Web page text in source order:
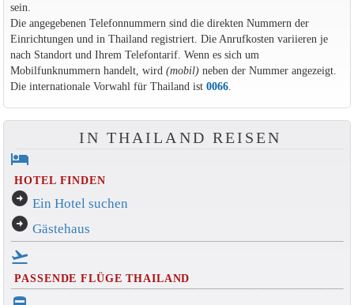
sein.
Die angegebenen Telefonnummern sind die direkten Nummern der
Einrichtungen und in Thailand registriert. Die Anrufkosten variieren je
nach Standort und Ihrem Telefontarif. Wenn es sich um
Mobilfunknummern handelt, wird (mobil)neben der Nummer angezeigt.
Die internationale Vorwahl für Thailand ist 0066.
IN THAILAND REISEN
hotel
HOTEL FINDEN
arrow_circle_right Ein Hotel suchen
arrow_circle_right Gästehaus
flight_takeoff
PASSENDE FLÜGE THAILAND